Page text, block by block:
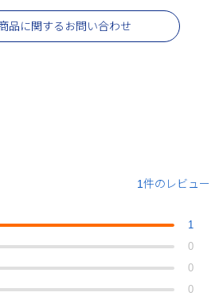
品に関するお問い合わせ
1件のレビュー
1
0
0
0